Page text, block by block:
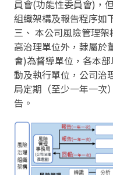
員會(功能性委員會)，
組織架構及報告程序如
三、 本公司風險管理
高治理單位外，隸屬於
會)為督導單位，各本
動及執行單位，公司治
局定期（至少一年一次
告。